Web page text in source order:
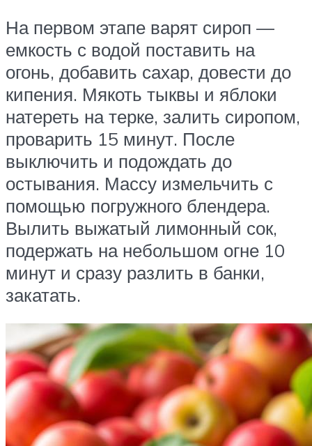
На первом этапе варят сироп —
емкость с водой поставить на
огонь, добавить сахар, довести до
кипения. Мякоть тыквы и яблоки
натереть на терке, залить сиропом,
проварить 15 минут. После
выключить и подождать до
остывания. Массу измельчить с
помощью погружного блендера.
Вылить выжатый лимонный сок,
подержать на небольшом огне 10
минут и сразу разлить в банки,
закатать.